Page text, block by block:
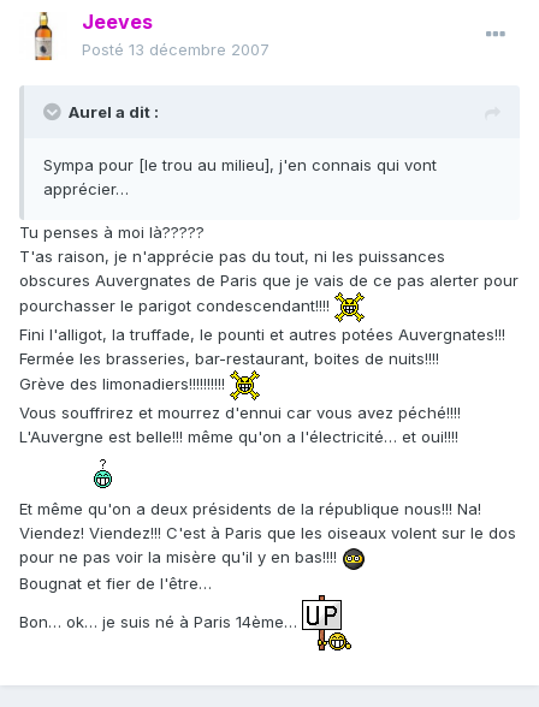
Jeeves
Posté 13 décembre 2007
Aurel a dit :
Sympa pour [le trou au milieu], j'en connais qui vont
apprécier…
Tu penses à moi là?????
T'as raison, je n'apprécie pas du tout, ni les puissances
obscures Auvergnates de Paris que je vais de ce pas alerter pour
pourchasser le parigot condescendant!!!!
Fini l'alligot, la truffade, le pounti et autres potées Auvergnates!!!
Fermée les brasseries, bar-restaurant, boites de nuits!!!!
Grève des limonadiers!!!!!!!!!!
Vous souffrirez et mourrez d'ennui car vous avez péché!!!!
L'Auvergne est belle!!! même qu'on a l'électricité… et oui!!!!
Et même qu'on a deux présidents de la république nous!!! Na!
Viendez! Viendez!!! C'est à Paris que les oiseaux volent sur le dos
pour ne pas voir la misère qu'il y en bas!!!!
Bougnat et fier de l'être…
Bon… ok… je suis né à Paris 14ème…